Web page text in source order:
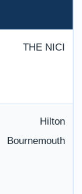
THE NICI
Hilton
Bournemouth